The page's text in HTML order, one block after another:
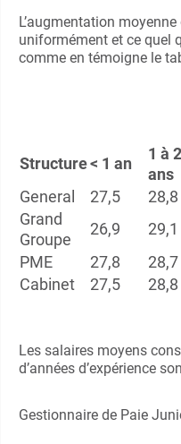
L’augmentation
uniformément et ce quel
comme en témoigne le
Structure< 1 an
1 à 2
ans
General
27,5 28,8
Grand
Groupe
26,9 29,1
PME
27,8 28,7
Cabinet
27,5 28,8
Les salaires moyens
d’années d’expérience
Gestionnaire de Paie